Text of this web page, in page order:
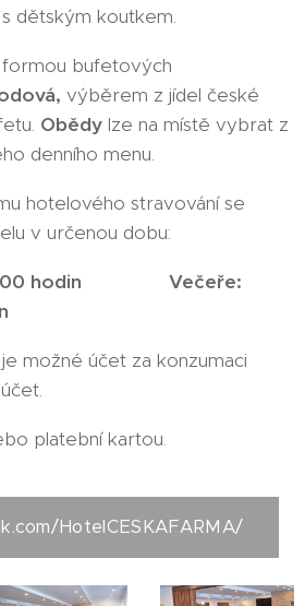
dětským koutkem.
bufetových
výběrem z jídel české
Obědy lze na místě vybrat z
denního menu.
hotelového stravování se
v určenou dobu:
10.00 hodin Večeře:
možné účet za konzumaci
platební kartou.
HotelCESKAFARMA/